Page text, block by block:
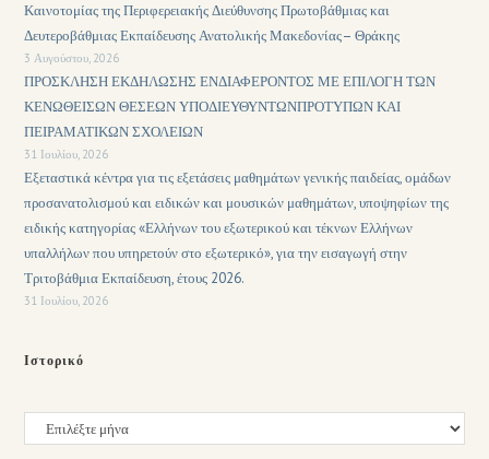
Καινοτομίας της Περιφερειακής Διεύθυνσης Πρωτοβάθμιας και
Δευτεροβάθμιας Εκπαίδευσης Ανατολικής Μακεδονίας– Θράκης
3 Αυγούστου, 2026
ΠΡΟΣΚΛΗΣΗ ΕΚΔΗΛΩΣΗΣ ΕΝΔΙΑΦΕΡΟΝΤΟΣ ΜΕ ΕΠΙΛΟΓΗ ΤΩΝ
ΚΕΝΩΘΕΙΣΩΝ ΘΕΣΕΩΝ ΥΠΟΔΙΕΥΘΥΝΤΩΝΠΡΟΤΥΠΩΝ ΚΑΙ
ΠΕΙΡΑΜΑΤΙΚΩΝ ΣΧΟΛΕΙΩΝ
31 Ιουλίου, 2026
Εξεταστικά κέντρα για τις εξετάσεις μαθημάτων γενικής παιδείας, ομάδων
προσανατολισμού και ειδικών και μουσικών μαθημάτων, υποψηφίων της
ειδικής κατηγορίας «Ελλήνων του εξωτερικού και τέκνων Ελλήνων
υπαλλήλων που υπηρετούν στο εξωτερικό», για την εισαγωγή στην
Τριτοβάθμια Εκπαίδευση, έτους 2026.
31 Ιουλίου, 2026
Ιστορικό